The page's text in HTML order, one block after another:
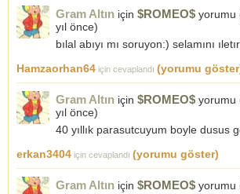
Gram Altın için $ROMEO$ yorumu
yıl önce)
bılal abıyı mı soruyon:) selamını
Hamzaorhan64 için cevaplandı (yorumu
Gram Altın için $ROMEO$ yorumu
yıl önce)
40 yıllık parasutcuyum boyle dusus
erkan3404 için cevaplandı (yorumu göster)
Gram Altın için $ROMEO$ yorumu